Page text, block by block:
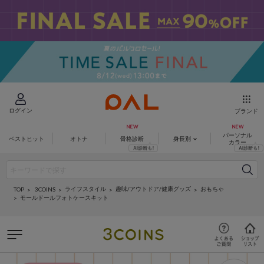
ログイン ブランド
ベストヒット オトナ 骨格診断 身長別
パーソナル
カラー
TOP 3COINS ライフスタイル 趣味/アウトドア/健康グッズ
おもちゃ
モールドールフォトケースキット